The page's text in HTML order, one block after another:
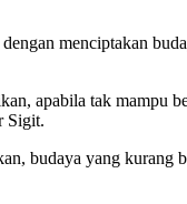
menciptakan
apabila tak mampu
Sigit.
budaya yang kurang